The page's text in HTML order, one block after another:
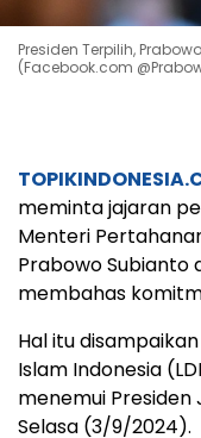
Presiden Terpilih,
(Facebook.com
meminta jajaran
Menteri
Prabowo Subianto
membahas
Hal itu
Islam Indonesia
menemui Presiden
Selasa (3/9/2024).